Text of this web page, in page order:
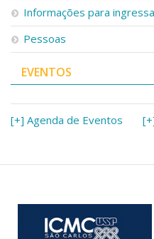
Outros serviços
Comunicação
Assessorias e Mídias
Jornal da USP
Informações para
Pessoas
EVENTOS
[+] Agenda de Eventos